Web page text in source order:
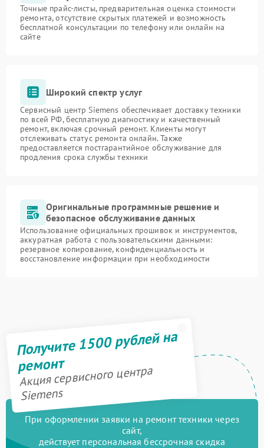
Точные прайс-листы, предварительная оценка стоимости
ремонта, отсутствие скрытых платежей и возможность
бесплатной консультации по телефону или онлайн на
сайте
Широкий спектр услуг
Сервисный центр Siemens обеспечивает доставку техники
по всей РФ, бесплатную диагностику и качественный
ремонт, включая срочный ремонт. Клиенты могут
отслеживать статус ремонта онлайн. Также
предоставляется постгарантийное обслуживание для
продления срока службы техники
Оригинальные программные решение и
безопасное обслуживание данных
Использование официальных прошивок и инструментов,
аккуратная работа с пользовательскими данными:
резервное копирование, конфиденциальность и
восстановление информации при необходимости
Получите 1500 рублей на
ремонт
Акция сервисного центра
Siemens
При оформлении заявки на ремонт техники через
сайт,
действует персональная бессрочная скидка